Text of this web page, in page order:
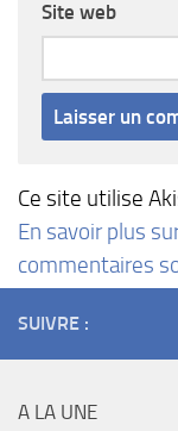
Site web
Ce site utilise
En savoir plus
commentaires
SUIVRE :
A LA UNE